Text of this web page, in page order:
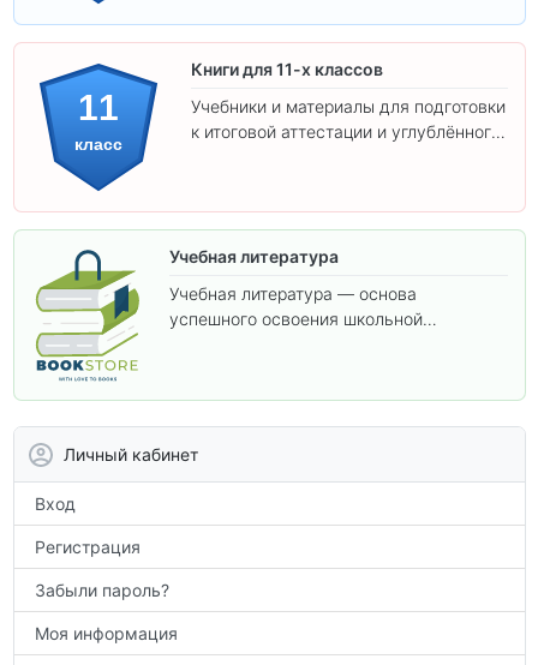
11
класс
Книги для 11-х классов
Учебники и материалы для подготовки
к итоговой аттестации и углублённого
Учебная литература
Учебная литература — основа
успешного освоения школьной
Личный кабинет
Вход
Регистрация
Забыли пароль?
Моя информация